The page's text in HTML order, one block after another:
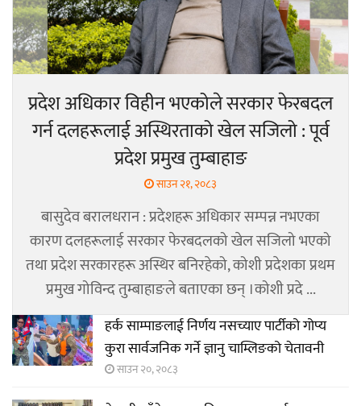
प्रदेश अधिकार विहीन भएकोले सरकार फेरबदल
गर्न दलहरूलाई अस्थिरताको खेल सजिलो : पूर्व
प्रदेश प्रमुख तुम्बाहाङ
साउन २१, २०८३
बासुदेव बरालधरान : प्रदेशहरू अधिकार सम्पन्न नभएका
कारण दलहरूलाई सरकार फेरबदलको खेल सजिलो भएको
तथा प्रदेश सरकारहरू अस्थिर बनिरहेको, कोशी प्रदेशका प्रथम
प्रमुख गोविन्द तुम्बाहाङले बताएका छन् ।कोशी प्रदे ...
हर्क साम्पाङलाई निर्णय नसच्याए पार्टीको गोप्य
कुरा सार्वजनिक गर्ने ज्ञानु चाम्लिङको चेतावनी
साउन २०, २०८३